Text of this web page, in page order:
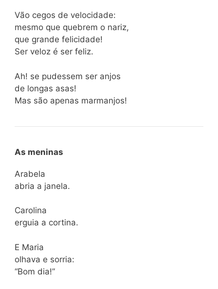
Vão cegos de velocidade:
mesmo que quebrem o nariz,
que grande felicidade!
Ser veloz é ser feliz.
Ah! se pudessem ser anjos
de longas asas!
Mas são apenas marmanjos!
As meninas
Arabela
abria a janela.
Carolina
erguia a cortina.
E Maria
olhava e sorria:
“Bom dia!”